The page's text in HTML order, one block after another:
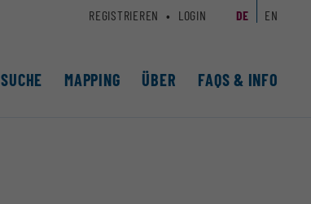
SUCHE MAPPING ÜBER FAQS & INFO
REGISTRIEREN LOGIN DE EN